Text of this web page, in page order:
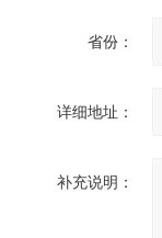
省份：
详细地址：
补充说明：